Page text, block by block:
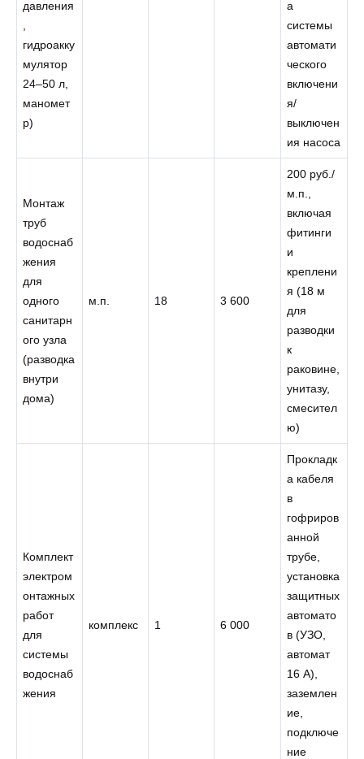
давления
гидроакку
мулятор
24–50 л,
маномет
р)
а
системы
автомати
ческого
включени
я/
выключен
ия насоса
Монтаж
труб
водоснаб
жения
для
одного
санитарн
ого узла
(разводка
внутри
дома)
м.п. 18 3 600
200 руб./
м.п.,
включая
фитинги
и
креплени
я (18 м
для
разводки
к
раковине,
унитазу,
смесител
ю)
Комплект
электром
онтажных
работ
для
системы
водоснаб
жения
комплекс 1 6 000
Прокладк
а кабеля
в
гофриров
анной
трубе,
установка
защитных
автомато
в (УЗО,
автомат
16 А),
заземлен
ие,
подключе
ние